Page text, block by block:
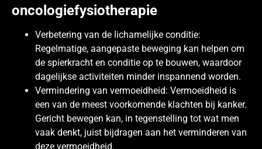
oncologiefysiotherapie
Verbetering van de lichamelijke conditie:
Regelmatige, aangepaste beweging kan helpen om
de spierkracht en conditie op te bouwen, waardoor
dagelijkse activiteiten minder inspannend worden.
Vermindering van vermoeidheid: Vermoeidheid is
een van de meest voorkomende klachten bij kanker.
Gericht bewegen kan, in tegenstelling tot wat men
vaak denkt, juist bijdragen aan het verminderen van
deze vermoeidheid.